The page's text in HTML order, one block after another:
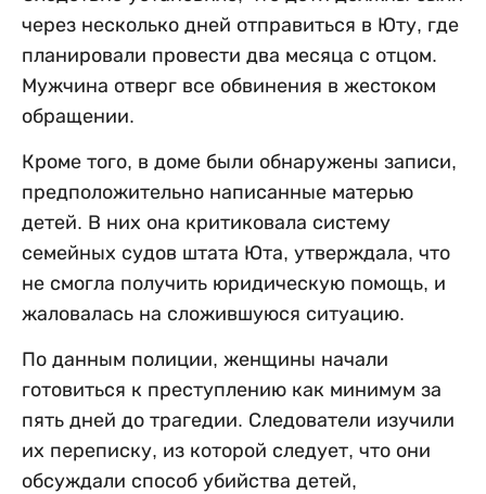
через несколько дней отправиться в Юту, где
планировали провести два месяца с отцом.
Мужчина отверг все обвинения в жестоком
обращении.
Кроме того, в доме были обнаружены записи,
предположительно написанные матерью
детей. В них она критиковала систему
семейных судов штата Юта, утверждала, что
не смогла получить юридическую помощь, и
жаловалась на сложившуюся ситуацию.
По данным полиции, женщины начали
готовиться к преступлению как минимум за
пять дней до трагедии. Следователи изучили
их переписку, из которой следует, что они
обсуждали способ убийства детей,